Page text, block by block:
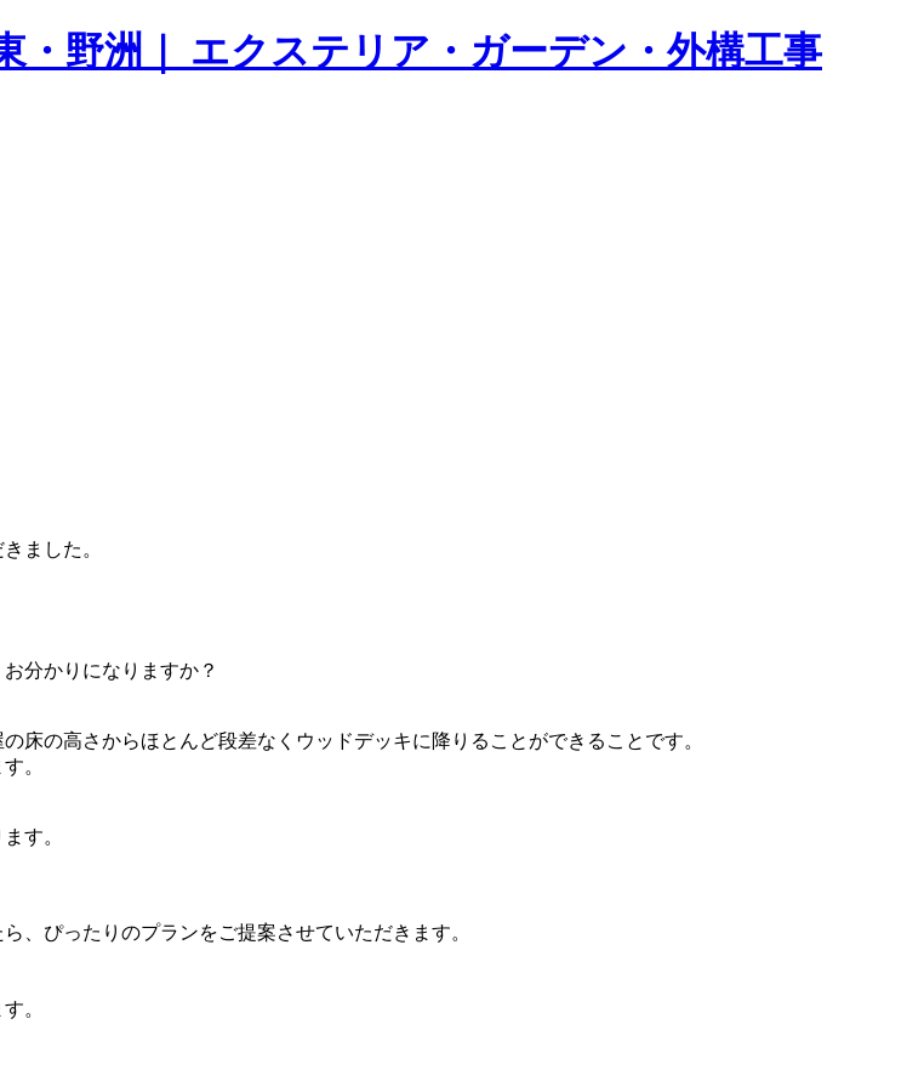
・野洲｜ エクステリア・ガーデン・外構工事
ました。
分かりになりますか？
床の高さからほとんど段差なくウッドデッキに降りることができることです。
。
す。
、ぴったりのプランをご提案させていただきます。
。